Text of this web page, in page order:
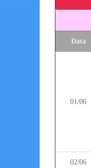
Data
01/06
02/06